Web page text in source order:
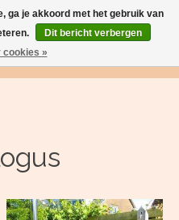
Verlanglijst
ga je akkoord met het gebruik van
Dit bericht verbergen
cookies »